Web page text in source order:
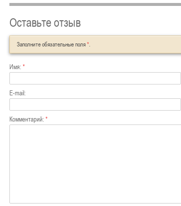
Оставьте отзыв
Заполните обязательные поля *.
Имя: *
E-mail:
Комментарий: *